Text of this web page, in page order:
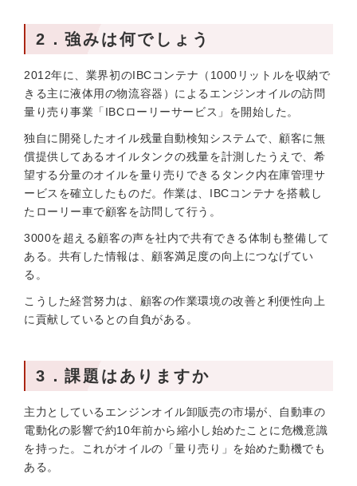
2．強みは何でしょう
2012年に、業界初のIBCコンテナ（1000リットルを収納で
きる主に液体用の物流容器）によるエンジンオイルの訪問
量り売り事業「IBCローリーサービス」を開始した。
独自に開発したオイル残量自動検知システムで、顧客に無
償提供してあるオイルタンクの残量を計測したうえで、希
望する分量のオイルを量り売りできるタンク内在庫管理サ
ービスを確立したものだ。作業は、IBCコンテナを搭載し
たローリー車で顧客を訪問して行う。
3000を超える顧客の声を社内で共有できる体制も整備して
ある。共有した情報は、顧客満足度の向上につなげてい
る。
こうした経営努力は、顧客の作業環境の改善と利便性向上
に貢献しているとの自負がある。
3．課題はありますか
主力としているエンジンオイル卸販売の市場が、自動車の
電動化の影響で約10年前から縮小し始めたことに危機意識
を持った。これがオイルの「量り売り」を始めた動機でも
ある。